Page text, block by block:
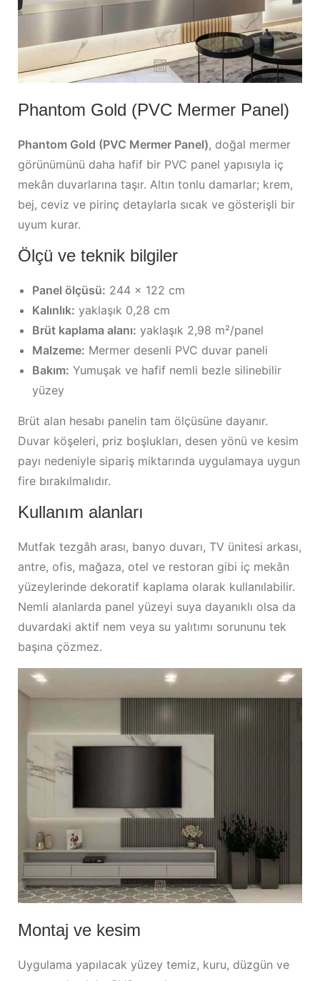
Phantom Gold (PVC Mermer Panel)
Phantom Gold (PVC Mermer Panel), doğal mermer
görünümünü daha hafif bir PVC panel yapısıyla iç
mekân duvarlarına taşır. Altın tonlu damarlar; krem,
bej, ceviz ve pirinç detaylarla sıcak ve gösterişli bir
uyum kurar.
Ölçü ve teknik bilgiler
Panel ölçüsü: 244 × 122 cm
Kalınlık: yaklaşık 0,28 cm
Brüt kaplama alanı: yaklaşık 2,98 m²/panel
Malzeme: Mermer desenli PVC duvar paneli
Bakım: Yumuşak ve hafif nemli bezle silinebilir
yüzey
Brüt alan hesabı panelin tam ölçüsüne dayanır.
Duvar köşeleri, priz boşlukları, desen yönü ve kesim
payı nedeniyle sipariş miktarında uygulamaya uygun
fire bırakılmalıdır.
Kullanım alanları
Mutfak tezgâh arası, banyo duvarı, TV ünitesi arkası,
antre, ofis, mağaza, otel ve restoran gibi iç mekân
yüzeylerinde dekoratif kaplama olarak kullanılabilir.
Nemli alanlarda panel yüzeyi suya dayanıklı olsa da
duvardaki aktif nem veya su yalıtımı sorununu tek
başına çözmez.
Montaj ve kesim
Uygulama yapılacak yüzey temiz, kuru, düzgün ve